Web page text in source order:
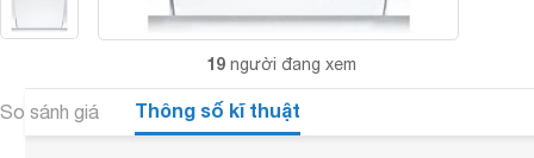
19 người đang xem
So sánh giá Thông số kĩ thuật